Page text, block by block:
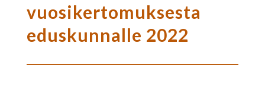
vuosikertomuksesta
eduskunnalle 2022